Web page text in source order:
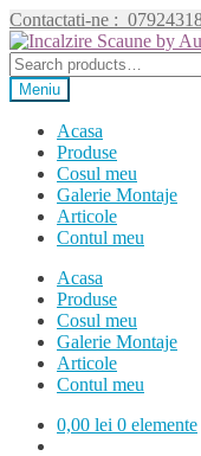
Contactati-ne :
Sari
la
navigare
Sari
la
conținut
Search
for:Meniu
Acasa
Produse
Cosul meu
Galerie Montaje
Articole
Contul meu
Acasa
Produse
Cosul meu
Galerie Montaje
Articole
Contul meu
0,00 lei 0 elemente